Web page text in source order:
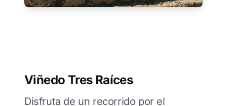
Viñedo Tres Raíces
Disfruta de un recorrido por el